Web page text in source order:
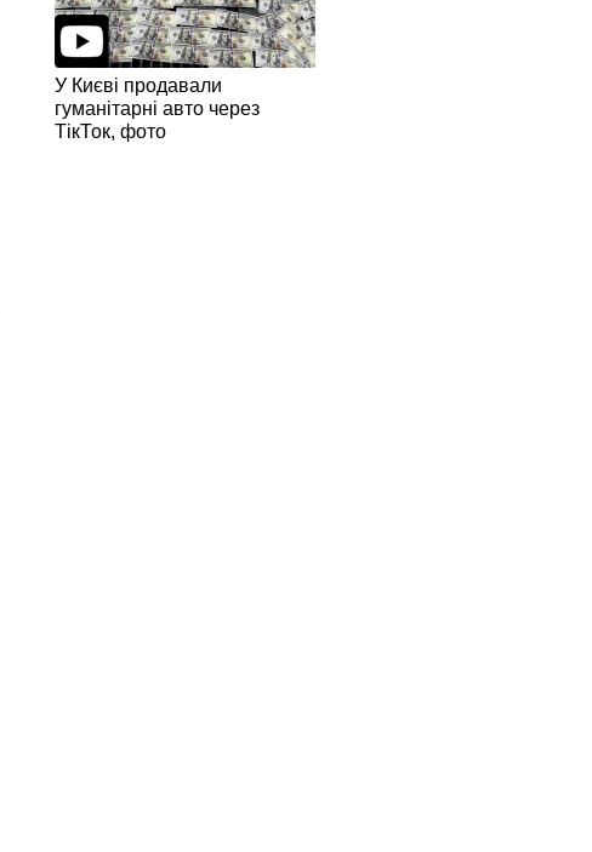
У Києві продавали
гуманітарні авто через
ТікТок, фото